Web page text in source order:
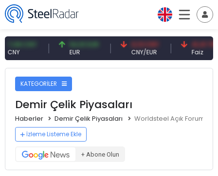
54,91 EUR
EUR
0,13 CNY
CNY/EUR
41,41 TRY
Faiz
KATEGORİLER
Demir Çelik Piyasaları
Haberler Demir Çelik Piyasaları Worldsteel Açık Forumu
İzleme Listeme Ekle
+ Abone Olun